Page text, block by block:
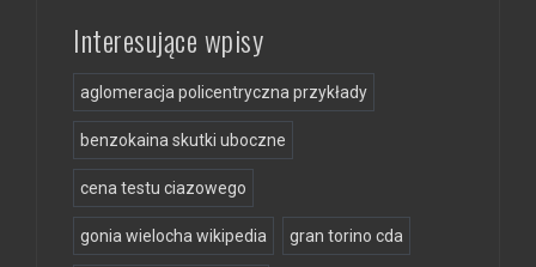
Interesujące wpisy
aglomeracja policentryczna przykłady
benzokaina skutki uboczne
cena testu ciazowego
gonia wielocha wikipedia gran torino cda